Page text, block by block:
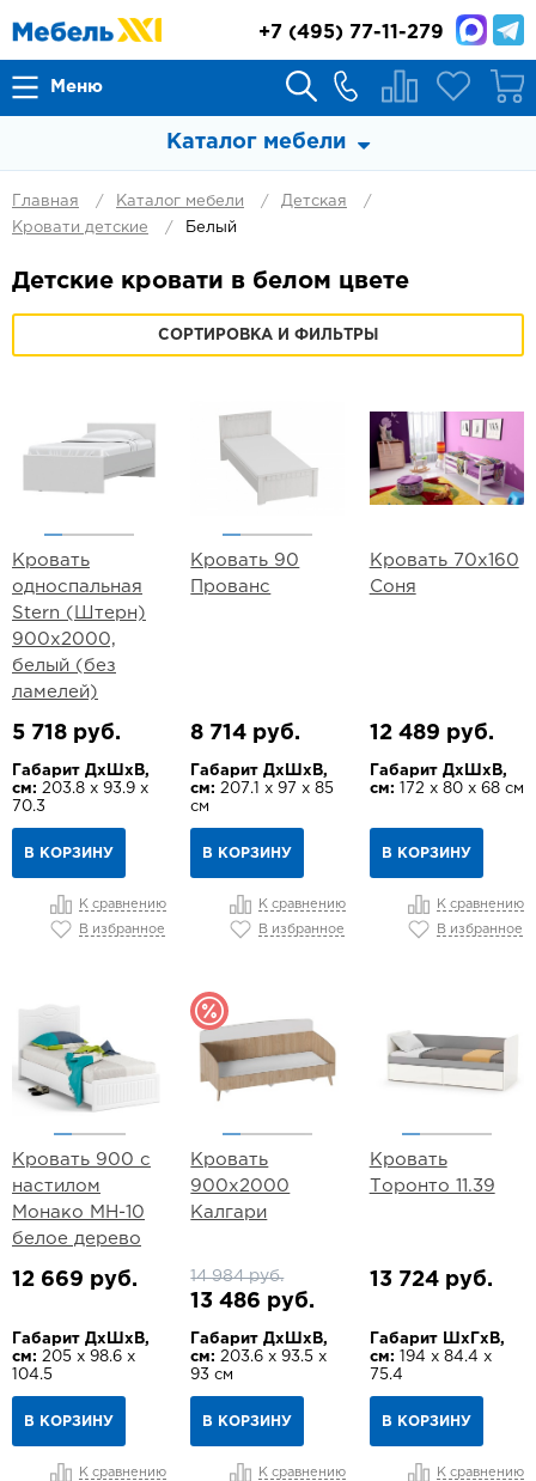
Меню
+7 (495) 77-11-279
Каталог мебели
Главная Каталог мебели
Детская
Кровати детские
Белый
Детские кровати в белом цвете
СОРТИРОВКА И ФИЛЬТРЫ
Кровать
односпальная
Stern (Штерн)
900х2000,
белый (без
ламелей)
5 718 руб.
Габарит ДхШхВ,
см: 203.8 х 93.9 х
70.3
В КОРЗИНУ
К сравнению
В избранное
Кровать 90
Прованс
8 714 руб.
Габарит ДхШхВ,
см: 207.1 х 97 х 85
см
В КОРЗИНУ
К сравнению
В избранное
Кровать 70х160
Соня
12 489 руб.
Габарит ДхШхВ,
см: 172 х 80 х 68 см
В КОРЗИНУ
К сравнению
В избранное
Кровать 900 с
настилом
Монако МН-10
белое дерево
12 669 руб.
Габарит ДхШхВ,
см: 205 х 98.6 х
104.5
В КОРЗИНУ
К сравнению
Кровать
900х2000
Калгари
14 984 руб.
13 486 руб.
Габарит ДхШхВ,
см: 203.6 х 93.5 х
93 см
В КОРЗИНУ
К сравнению
Кровать
Торонто 11.39
13 724 руб.
Габарит ШхГхВ,
см: 194 х 84.4 х
75.4
В КОРЗИНУ
К сравнению